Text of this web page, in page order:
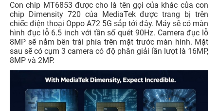
Con chip MT6853 được cho là tên gọi của khác của con
chip Dimensity 720 của MediaTek được trang bị trên
chiếc điện thoại Oppo A72 5G sắp tới đây. Máy sẽ có màn
hình đục lỗ 6.5 inch với tần số quét 90Hz. Camera đục lỗ
8MP sẽ nằm bên trái phía trên mặt trước màn hình. Mặt
sau sẽ có cụm 3 camera có độ phân giải lần lượt là 16MP,
8MP và 2MP.